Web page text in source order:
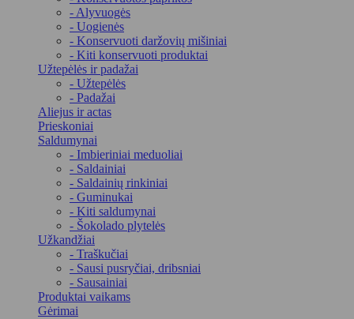
- Alyvuogės
- Uogienės
- Konservuoti daržovių mišiniai
- Kiti konservuoti produktai
Užtepėlės ir padažai
- Užtepėlės
- Padažai
Aliejus ir actas
Prieskoniai
Saldumynai
- Imbieriniai meduoliai
- Saldainiai
- Saldainių rinkiniai
- Guminukai
- Kiti saldumynai
- Šokolado plytelės
Užkandžiai
- Traškučiai
- Sausi pusryčiai, dribsniai
- Sausainiai
Produktai vaikams
Gėrimai